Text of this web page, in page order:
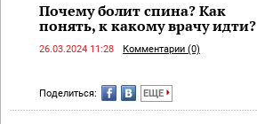
Почему болит спина? Как
понять, к какому врачу идти?
26.03.2024 11:28 Комментарии (0)
Поделиться: ЕЩЕ